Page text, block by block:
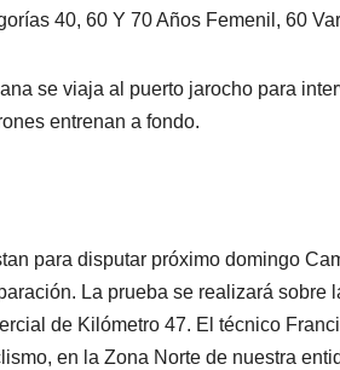
40, 60 Y 70 Años Femenil, 60
se viaja al puerto jarocho para
entrenan a fondo.
para disputar próximo domingo
La prueba se realizará sobre
de Kilómetro 47. El técnico
en la Zona Norte de nuestra